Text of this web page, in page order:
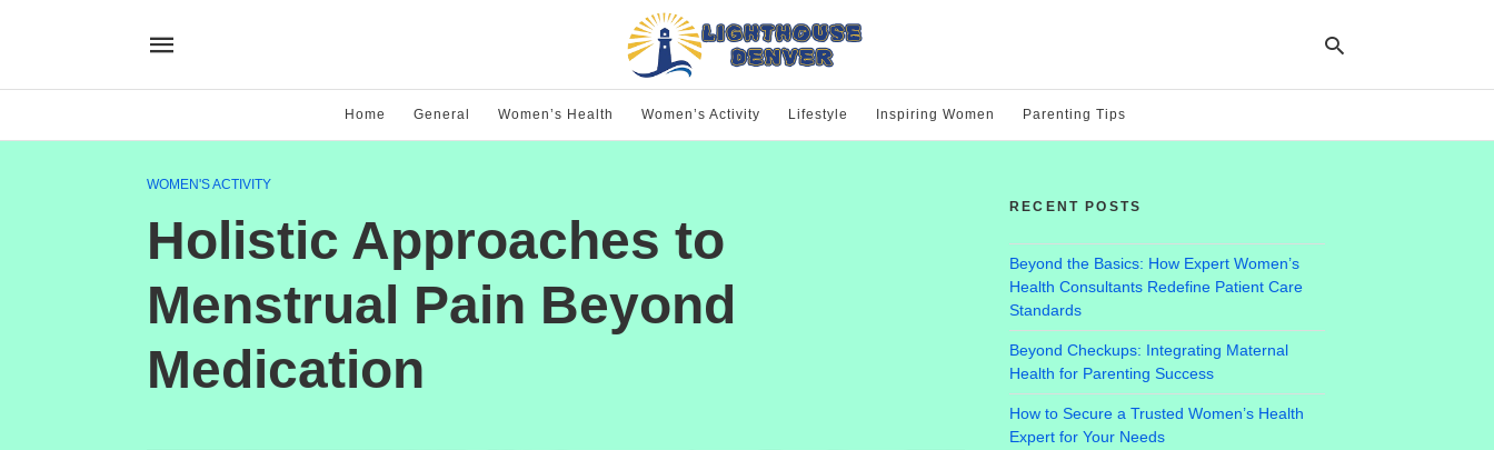
Home General Women’s Health Women’s Activity Lifestyle Inspiring Women Parenting Tips
WOMEN'S ACTIVITY
Holistic Approaches to
Menstrual Pain Beyond
Medication
RECENT POSTS
Beyond the Basics: How Expert Women’s
Health Consultants Redefine Patient Care
Standards
Beyond Checkups: Integrating Maternal
Health for Parenting Success
How to Secure a Trusted Women’s Health
Expert for Your Needs